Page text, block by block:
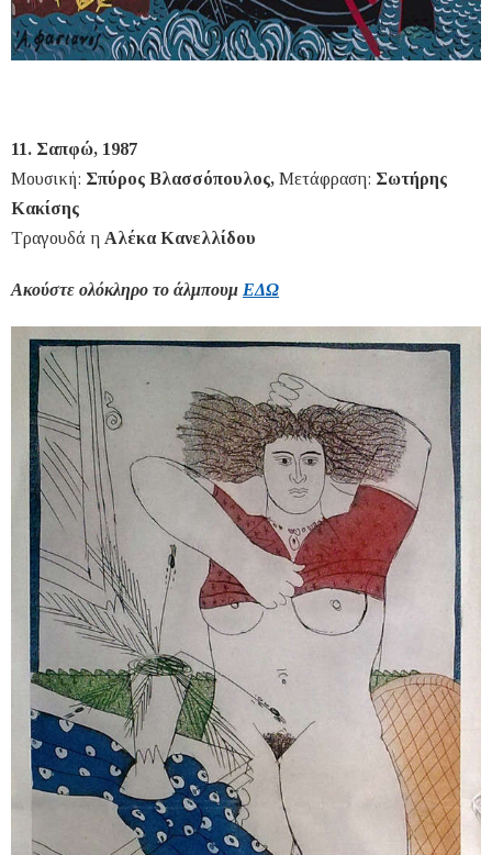
11. Σαπφώ, 1987
Μουσική: Σπύρος Βλασσόπουλος, Μετάφραση: Σωτήρης
Κακίσης
Τραγουδά η Αλέκα Κανελλίδου
Ακούστε ολόκληρο το άλμπουμ ΕΔΩ